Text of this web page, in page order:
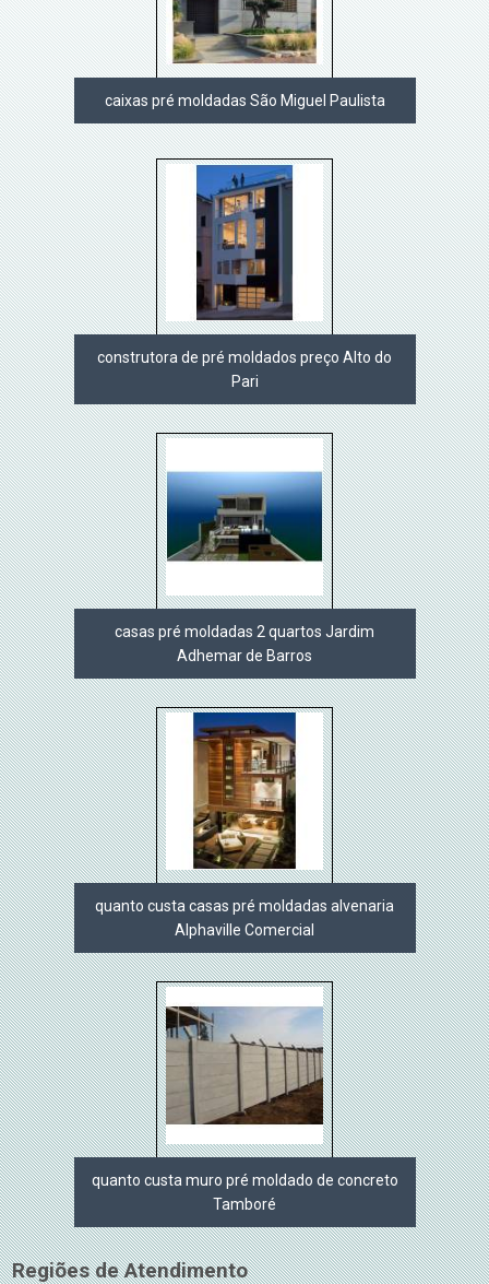
caixas pré moldadas São Miguel Paulista
construtora de pré moldados preço Alto do
Pari
casas pré moldadas 2 quartos Jardim
Adhemar de Barros
quanto custa casas pré moldadas alvenaria
Alphaville Comercial
quanto custa muro pré moldado de concreto
Tamboré
Regiões de Atendimento